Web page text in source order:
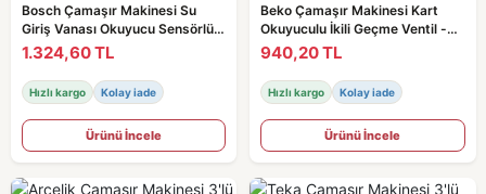
Bosch Çamaşır Makinesi Su
Giriş Vanası Okuyucu Sensörlü /
Ventili - 00606001
1.324,60 TL
Hızlı kargo Kolay iade
Ürünü İncele
Beko Çamaşır Makinesi Kart
Okuyuculu İkili Geçme Ventil -
2841020100 Orjinal
940,20 TL
Hızlı kargo Kolay iade
Ürünü İncele